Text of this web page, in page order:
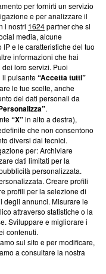
su Blasting
ci impegniamo a
nostra aderenza a
News non è
richiesto di farne
una verifica di
Frasca, 3 - 6900
per fornirti un servizio
e per analizzare il
i nostri 1624partner che si
media, alcune
e le caratteristiche del tuo
informazioni che hai
loro servizi. Puoi
il pulsante“Accetta tutti”
le tue scelte, anche
dei dati personali da
.
“X”in alto a destra),
che non consentono
diversi dai tecnici.
per: Archiviare
dati limitati per la
personalizzata.
Creare profili
profili per la selezione di
degli annunci. Misurare le
attraverso statistiche o la
Sviluppare e migliorare i
contenuti.
sul sito e per modificare,
a consultare la nostra